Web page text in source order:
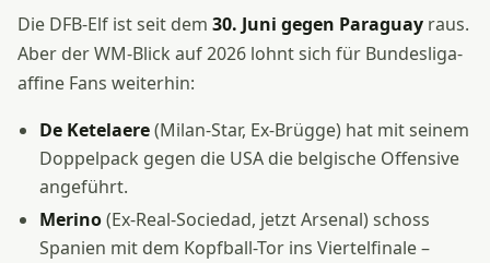
Die DFB-Elf ist seit dem 30. Juni gegen Paraguay raus.
Aber der WM-Blick auf 2026 lohnt sich für Bundesliga-
affine Fans weiterhin:
De Ketelaere(Milan-Star, Ex-Brügge) hat mit seinem
Doppelpack gegen die USA die belgische Offensive
angeführt.
Merino(Ex-Real-Sociedad, jetzt Arsenal) schoss
Spanien mit dem Kopfball-Tor ins Viertelfinale –